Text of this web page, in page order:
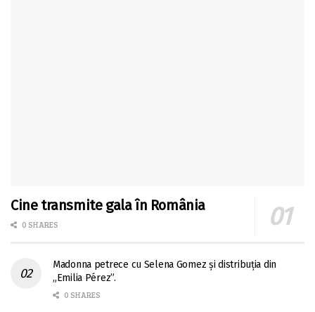
Cine transmite gala în România
0 SHARES
Madonna petrece cu Selena Gomez și distribuția din
„Emilia Pérez”.
0 SHARES